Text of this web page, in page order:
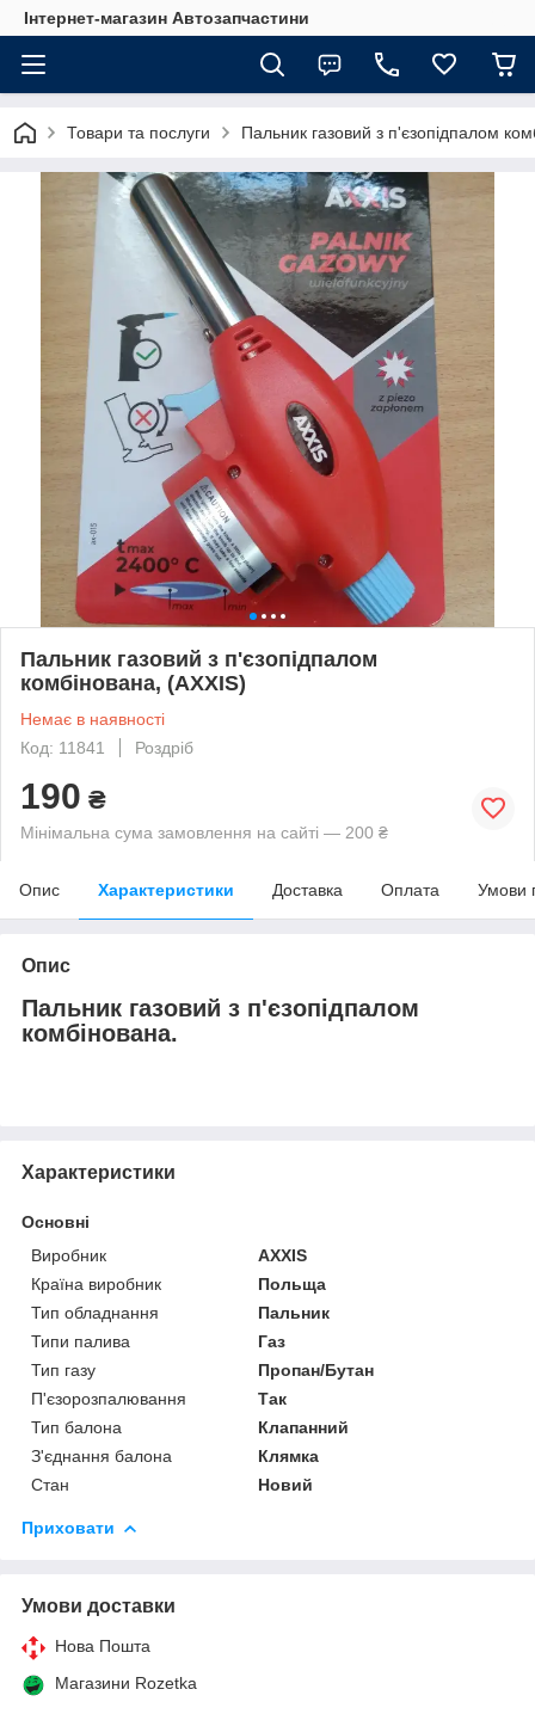
Інтернет-магазин Автозапчастини
Товари та послуги Пальник газовий з п'єзопідпалом
Пальник газовий з п'єзопідпалом
комбінована, (AXXIS)
Немає в наявності
Код: 11841
Роздріб
190 ₴
Мінімальна сума замовлення на сайті — 200 ₴
Опис Характеристики Доставка Оплата Умови
Опис
Пальник газовий з п'єзопідпалом
комбінована.
Характеристики
Основні
Виробник
AXXIS
Країна виробник
Польща
Тип обладнання
Пальник
Типи палива
Газ
Тип газу
Пропан/Бутан
П'єзорозпалювання
Так
Тип балона
Клапанний
З'єднання балона
Клямка
Стан
Новий
Приховати
Умови доставки
Нова Пошта
Магазини Rozetka